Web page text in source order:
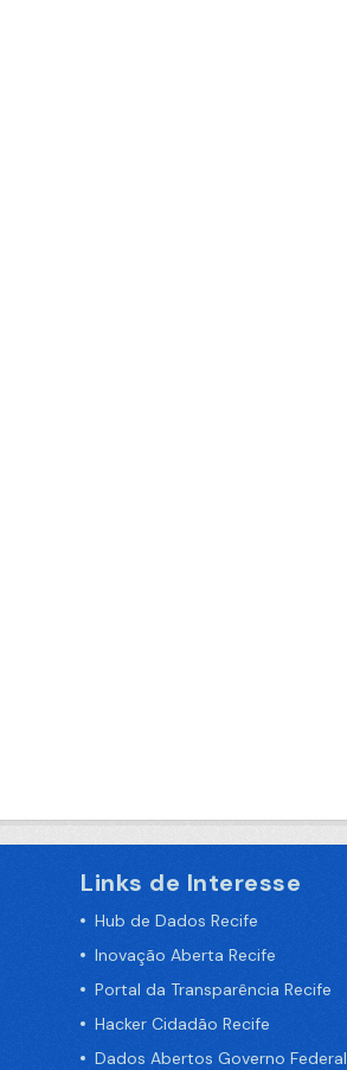
Links de Interesse
Hub de Dados Recife
Inovação Aberta Recife
Portal da Transparência Recife
Hacker Cidadão Recife
Dados Abertos Governo Federal